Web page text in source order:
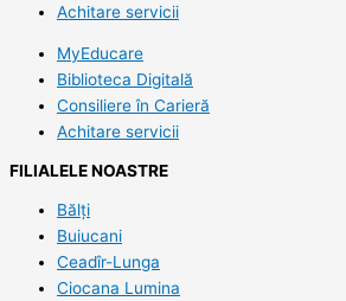
Achitare servicii
MyEducare
Biblioteca Digitală
Consiliere în Carieră
Achitare servicii
FILIALELE NOASTRE
Bălți
Buiucani
Ceadîr-Lunga
Ciocana Lumina